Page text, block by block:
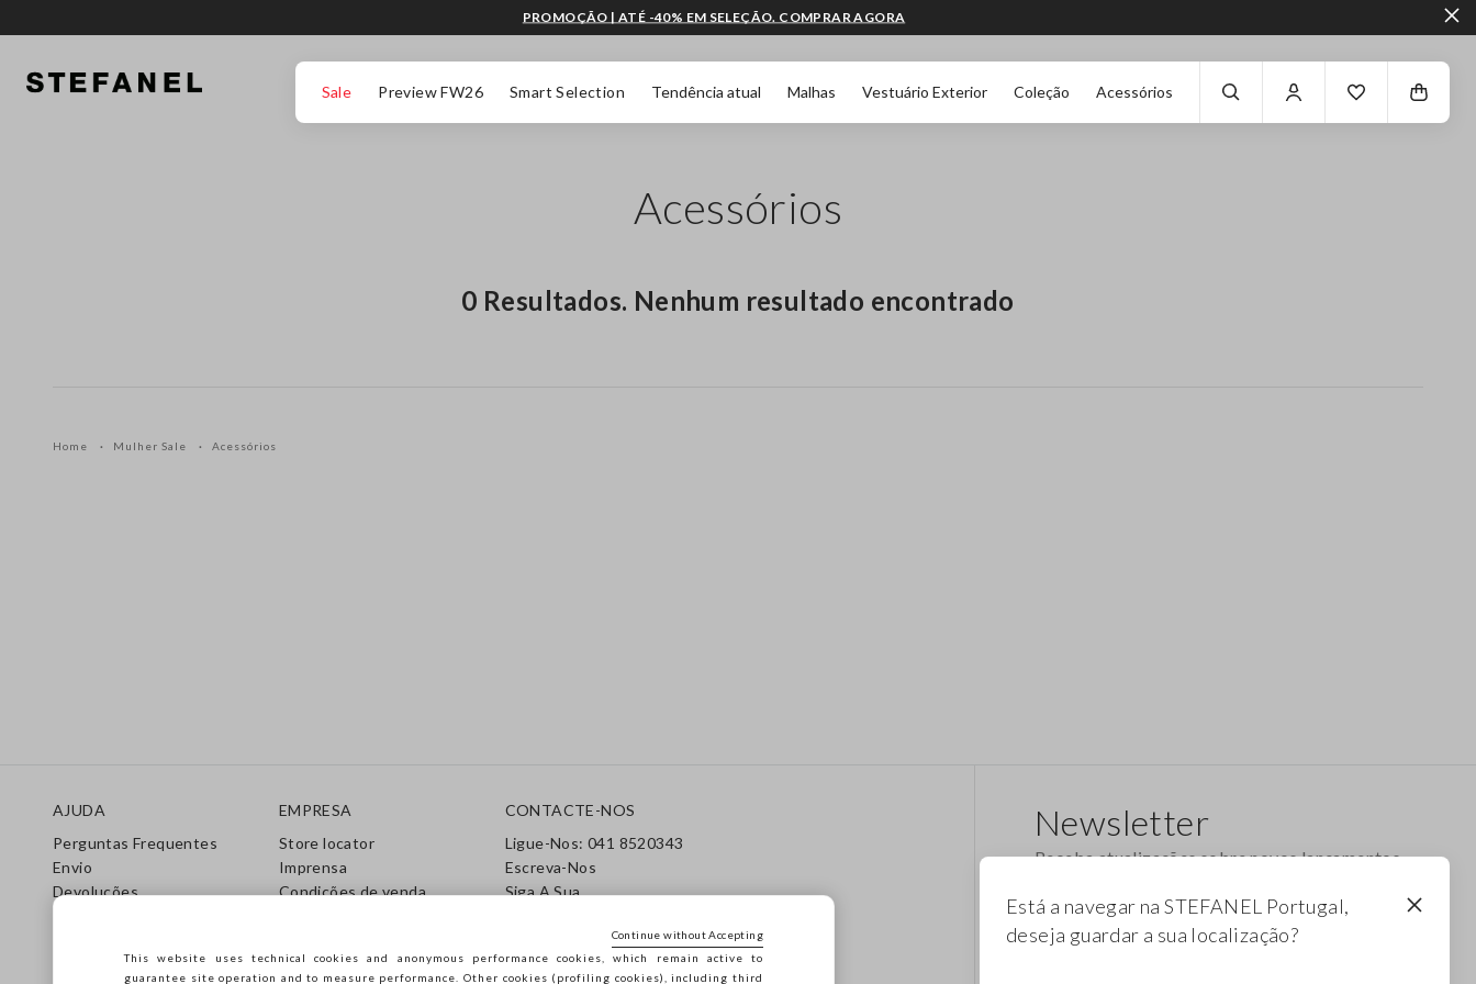
Sale Preview FW26 Smart Selection Tendência atual Malhas Vestuário Exterior Coleção Acessórios
PROMOÇÃO | ATÉ -40% EM SELEÇÃO. COMPRAR AGORA
Acessórios
0 Resultados. Nenhum resultado encontrado
Home Mulher Sale Acessórios
AJUDA
Perguntas Frequentes
Envio
Devoluções
Guia de Tamanhos
EMPRESA
Store locator
Imprensa
Condições de venda
Sustentabilidade
CONTACTE-NOS
Ligue-Nos: 041 8520343
Escreva-Nos
Siga A Sua
Newsletter
Receba atualizações sobre novos lançamentos,
de 10%.
Está a navegar na STEFANEL Portugal,
deseja guardar a sua localização?
This website uses technical cookies and anonymous performance cookies, which remain active to
guarantee site operation and to measure performance. Other cookies (profiling cookies), including third
Continue without Accepting